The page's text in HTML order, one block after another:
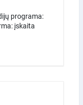
programa:
įskaita